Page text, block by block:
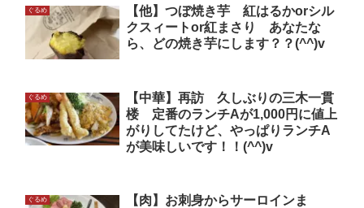
ぐるめ
【他】つぼ焼き芋 紅はるかorシル
クスィートor紅まさり あなたな
ら、どの焼き芋にします？？(^^)v
ぐるめ
【中華】再訪 久しぶりの三木一貫
楼 定番のランチAが1,000円に値上
がりしてたけど、やっぱりランチA
が美味しいです！！(^^)v
ぐるめ
【肉】お刺身からサーロインま